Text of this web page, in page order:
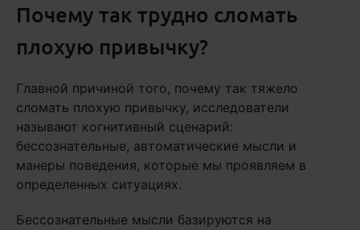
Почему так трудно сломать
плохую привычку?
Главной причиной того, почему так тяжело
сломать плохую привычку, исследователи
называют когнитивный сценарий:
бессознательные, автоматические мысли и
манеры поведения, которые мы проявляем в
определенных ситуациях.
Бессознательные мысли базируются на